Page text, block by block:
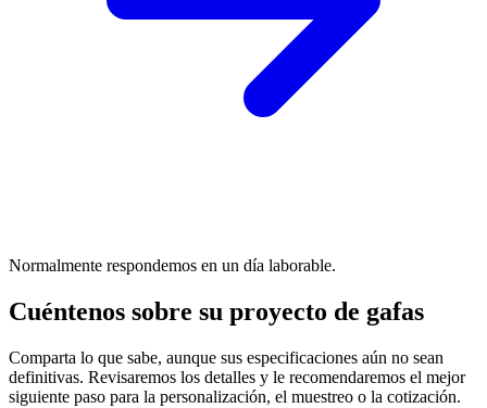
Normalmente respondemos en un día laborable.
Cuéntenos sobre su proyecto de gafas
Comparta lo que sabe, aunque sus especificaciones aún no sean
definitivas. Revisaremos los detalles y le recomendaremos el mejor
siguiente paso para la personalización, el muestreo o la cotización.